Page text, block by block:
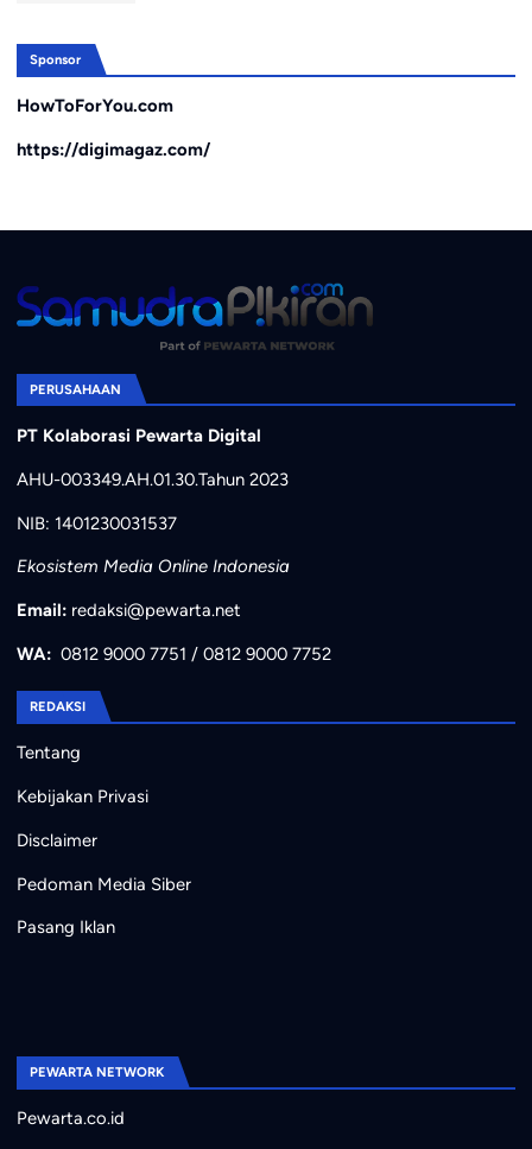
Sponsor
HowToForYou.com
https://digimagaz.com/
PERUSAHAAN
PT Kolaborasi Pewarta Digital
AHU-003349.AH.01.30.Tahun 2023
NIB: 1401230031537
Ekosistem Media Online Indonesia
Email: redaksi@pewarta.net
WA: 0812 9000 7751 / 0812 9000 7752
REDAKSI
Tentang
Kebijakan Privasi
Disclaimer
Pedoman Media Siber
Pasang Iklan
PEWARTA NETWORK
Pewarta.co.id